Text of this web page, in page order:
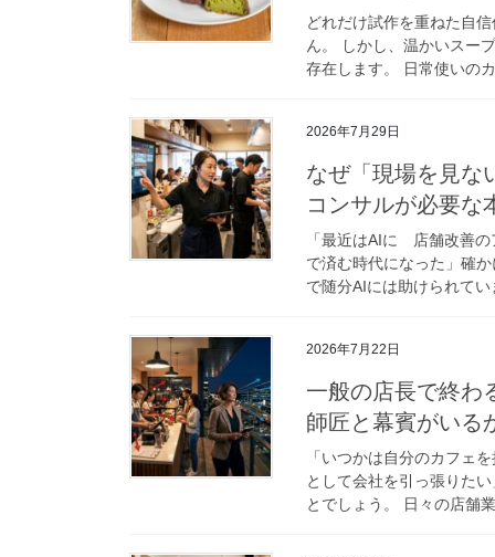
どれだけ試作を重ねた自
ん。 しかし、温かいスー
存在します。 日常使いの
2026年7月29日
なぜ「現場を見な
コンサルが必要な
「最近はAIに 店舗改善
で済む時代になった」確
で随分AIには助けられて
2026年7月22日
一般の店長で終わ
師匠と幕賓がいる
「いつかは自分のカフェ
として会社を引っ張りた
とでしょう。 日々の店舗